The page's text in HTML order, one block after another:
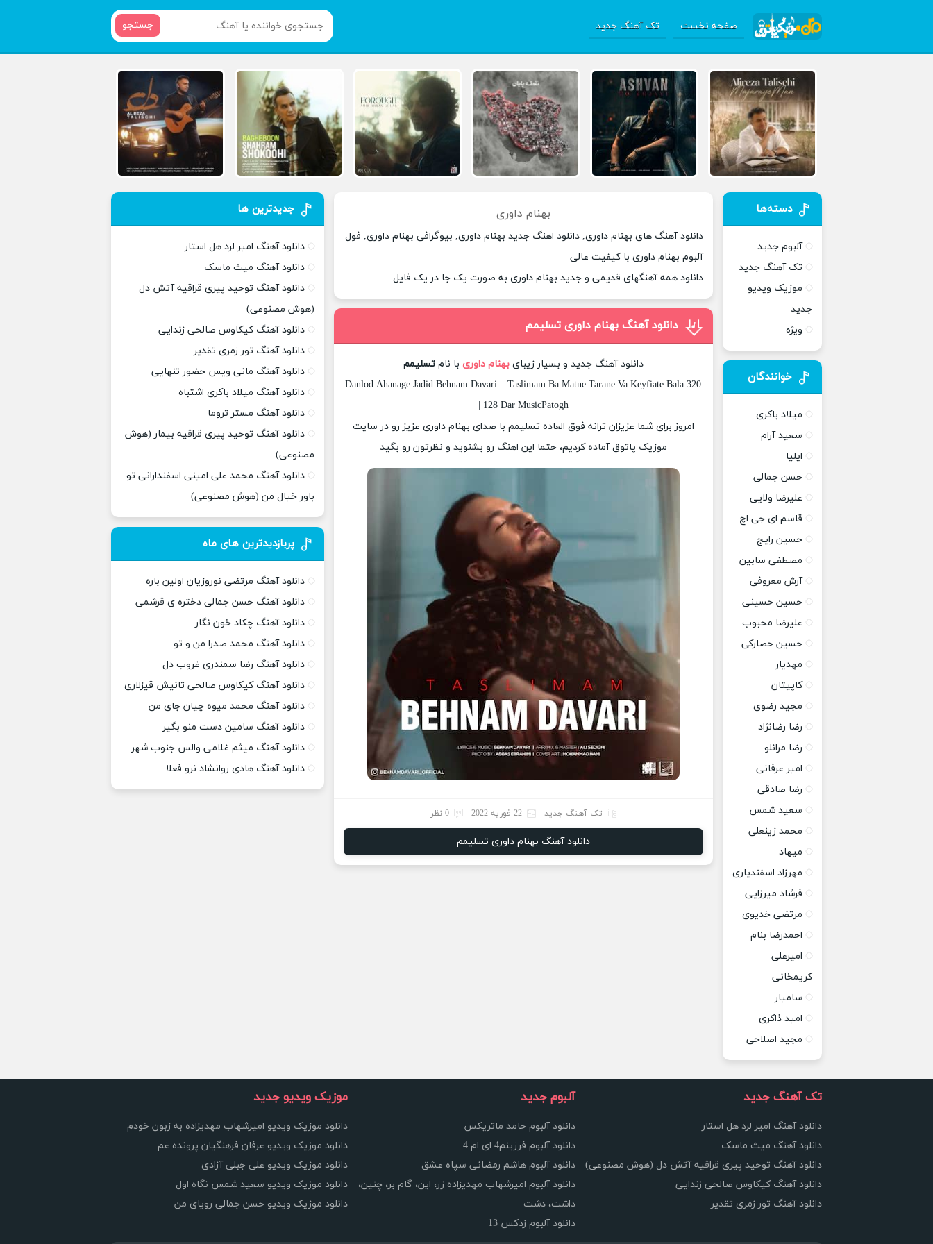
صفحه نخست تک آهنگ جدید جستجو
بهنام داوری
دانلود آهنگ های بهنام داوری, دانلود اهنگ جدید بهنام داوری, بیوگرافی بهنام داوری, فول
آلبوم بهنام داوری با کیفیت عالی
دانلود همه آهنگهای قدیمی و جدید بهنام داوری به صورت یک جا در یک فایل
دانلود آهنگ بهنام داوری تسلیمم
دانلود آهنگ جدید و بسیار زیبایبهنام داوری با نامتسلیمم
Danlod Ahanage Jadid Behnam Davari – Taslimam Ba Matne Tarane Va Keyfiate Bala 320
| 128 Dar MusicPatogh
امروز برای شما عزیزان ترانه فوق العاده تسلیمم با صدای بهنام داوری عزیز رو در سایت
موزیک پاتوق آماده کردیم، حتما این اهنگ رو بشنوید و نظرتون رو بگید
تک آهنگ جدید 22 فوریه 2022 0 نظر
دانلود آهنگ بهنام داوری تسلیمم
دسته‌ها
آلبوم جدید
تک آهنگ جدید
موزیک ویدیو
جدید
ویژه
خوانندگان
میلاد باکری
سعید آرام
ایلیا
حسن جمالی
علیرضا ولایی
قاسم ای جی اچ
حسین رایج
مصطفی سابین
آرش معروفی
حسین حسینی
علیرضا محبوب
حسین حصارکی
مهدیار
کاپیتان
مجید رضوی
رضا رضانژاد
رضا مرانلو
امیر عرفانی
رضا صادقی
سعید شمس
محمد زینعلی
میهاد
مهرزاد اسفندیاری
فرشاد میرزایی
مرتضی خدیوی
احمدرضا بنام
امیرعلی
کریمخانی
سامیار
امید ذاکری
مجید اصلاحی
جدیدترین ها
دانلود آهنگ امیر لرد هل استار
دانلود آهنگ میث ماسک
دانلود آهنگ توحید پیری قراقیه آتش دل
(هوش مصنوعی)
دانلود آهنگ کیکاوس صالحی زندایی
دانلود آهنگ تور زمری تقدیر
دانلود آهنگ مانی ویس حضور تنهایی
دانلود آهنگ میلاد باکری اشتباه
دانلود آهنگ مستر تروما
دانلود آهنگ توحید پیری قراقیه بیمار (هوش
مصنوعی)
دانلود آهنگ محمد علی امینی اسفندارانی تو
باور خیال من (هوش مصنوعی)
پربازدیدترین های ماه
دانلود آهنگ مرتضی نوروزیان اولین باره
دانلود آهنگ حسن جمالی دختره ی قرشمی
دانلود آهنگ چکاد خون نگار
دانلود آهنگ محمد صدرا من و تو
دانلود آهنگ رضا سمندری غروب دل
دانلود آهنگ کیکاوس صالحی تانیش قیزلاری
دانلود آهنگ محمد میوه چیان جای من
دانلود آهنگ سامین دست منو بگیر
دانلود آهنگ میثم غلامی والس جنوب شهر
دانلود آهنگ هادی روانشاد نرو فعلا
تک آهنگ جدید
دانلود آهنگ امیر لرد هل استار
دانلود آهنگ میث ماسک
دانلود آهنگ توحید پیری قراقیه آتش دل (هوش مصنوعی)
دانلود آهنگ کیکاوس صالحی زندایی
دانلود آهنگ تور زمری تقدیر
آلبوم جدید
دانلود آلبوم حامد ماتریکس
دانلود آلبوم فرزینم4 ای ام 4
دانلود آلبوم هاشم رمضانی سپاه عشق
دانلود آلبوم امیرشهاب مهدیزاده زر، این، گام بر، چنین،
داشت، دشت
دانلود آلبوم زدکس 13
موزیک ویدیو جدید
دانلود موزیک ویدیو امیرشهاب مهدیزاده به زبون خودم
دانلود موزیک ویدیو عرفان فرهنگیان پرونده غم
دانلود موزیک ویدیو علی جبلی آزادی
دانلود موزیک ویدیو سعید شمس نگاه اول
دانلود موزیک ویدیو حسن جمالی رویای من